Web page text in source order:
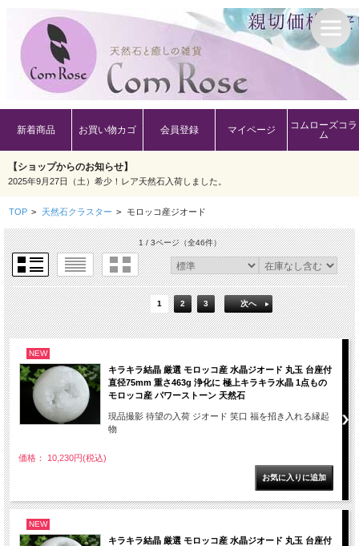
新着商品 お買い物カゴ 会員登録 マイページ
コムローズコラ
ム
【ショップからのお知らせ】
2025年9月27日（土）希少！レア天然石入荷しました。
TOP > 天然石クラスター > モロッコ産ジオード
1 / 3ページ（全46件）
1 2 3 次へ
NEW
キラキラ結晶 厳選 モロッコ産 水晶ジオード 丸玉 台座付
直径75mm 重さ463g 浄化に 極上キラキラ水晶 1点もの
モロッコ産 パワーストーン 天然石
現品撮影 待望の入荷 ジオード 笑口 福を招き入れる縁起
物
価格： 10,230円(税込)
NEW
キラキラ結晶 厳選 モロッコ産 水晶ジオード 丸玉 台座付